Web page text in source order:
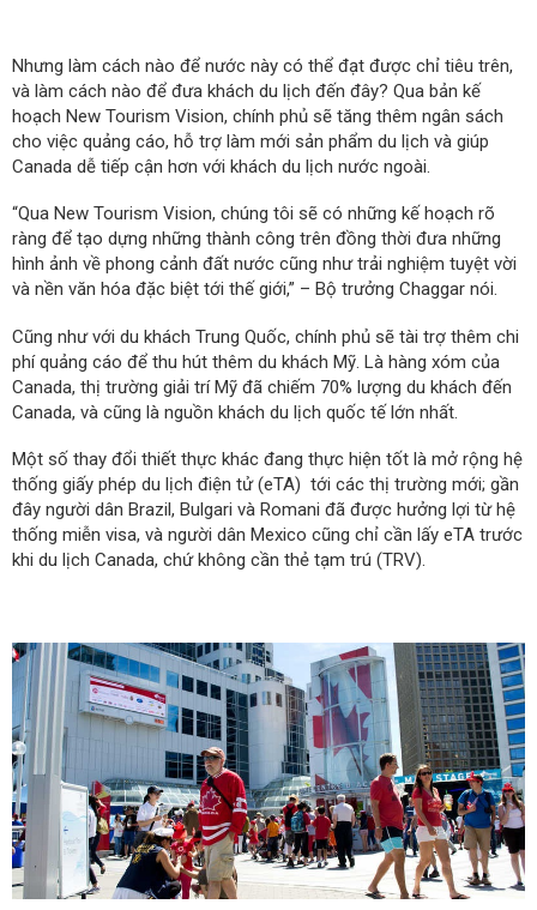
Nhưng làm cách nào để nước này có thể đạt được chỉ tiêu trên,
và làm cách nào để đưa khách du lịch đến đây? Qua bản kế
hoạch New Tourism Vision, chính phủ sẽ tăng thêm ngân sách
cho việc quảng cáo, hỗ trợ làm mới sản phẩm du lịch và giúp
Canada dễ tiếp cận hơn với khách du lịch nước ngoài.
“Qua New Tourism Vision, chúng tôi sẽ có những kế hoạch rõ
ràng để tạo dựng những thành công trên đồng thời đưa những
hình ảnh về phong cảnh đất nước cũng như trải nghiệm tuyệt vời
và nền văn hóa đặc biệt tới thế giới,” – Bộ trưởng Chaggar nói.
Cũng như với du khách Trung Quốc, chính phủ sẽ tài trợ thêm chi
phí quảng cáo để thu hút thêm du khách Mỹ. Là hàng xóm của
Canada, thị trường giải trí Mỹ đã chiếm 70% lượng du khách đến
Canada, và cũng là nguồn khách du lịch quốc tế lớn nhất.
Một số thay đổi thiết thực khác đang thực hiện tốt là mở rộng hệ
thống giấy phép du lịch điện tử (eTA) tới các thị trường mới; gần
đây người dân Brazil, Bulgari và Romani đã được hưởng lợi từ hệ
thống miễn visa, và người dân Mexico cũng chỉ cần lấy eTA trước
khi du lịch Canada, chứ không cần thẻ tạm trú (TRV).